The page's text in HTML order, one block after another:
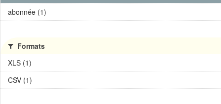
abonnée (1)
Formats
XLS (1)
CSV (1)